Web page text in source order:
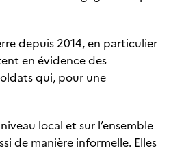
depuis 2014, en particulier
en évidence des
qui, pour une
local et sur l’ensemble
de manière informelle. Elles